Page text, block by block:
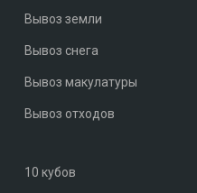
Вывоз земли
Вывоз снега
Вывоз макулатуры
Вывоз отходов
10 кубов